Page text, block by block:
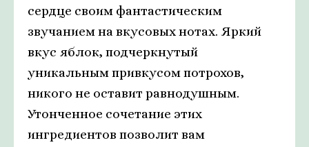
сердце своим фантастическим
звучанием на вкусовых нотах. Яркий
вкус яблок, подчеркнутый
уникальным привкусом потрохов,
никого не оставит равнодушным.
Утонченное сочетание этих
ингредиентов позволит вам